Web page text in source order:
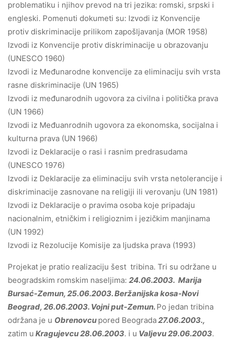
problematiku i njihov prevod na tri jezika: romski, srpski i
engleski. Pomenuti dokumeti su: Izvodi iz Konvencije
protiv diskriminacije prilikom zapošljavanja (MOR 1958)
Izvodi iz Konvencije protiv diskriminacije u obrazovanju
(UNESCO 1960)
Izvodi iz Međunarodne konvencije za eliminaciju svih vrsta
rasne diskriminacije (UN 1965)
Izvodi iz međunarodnih ugovora za civilna i politička prava
(UN 1966)
Izvodi iz Međuanrodnih ugovora za ekonomska, socijalna i
kulturna prava (UN 1966)
Izvodi iz Deklaracije o rasi i rasnim predrasudama
(UNESCO 1976)
Izvodi iz Deklaracije za eliminaciju svih vrsta netolerancije i
diskriminacije zasnovane na religiji ili verovanju (UN 1981)
Izvodi iz Deklaracije o pravima osoba koje pripadaju
nacionalnim, etničkim i religioznim i jezičkim manjinama
(UN 1992)
Izvodi iz Rezolucije Komisije za ljudska prava (1993)
Projekat je pratio realizaciju šest tribina. Tri su održane u
beogradskim romskim naseljima: 24.06.2003. Marija
Bursać-Zemun, 25.06.2003. Beržanijska kosa-Novi
Beograd, 26.06.2003. Vojni put-Zemun. Po jedan tribina
održana je u Obrenovcu pored Beograda27.06.2003.,
zatim u Kragujevcu 28.06.2003. i u Valjevu 29.06.2003.